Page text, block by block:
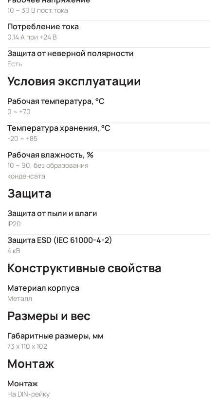
10 ~ 30 В пост.тока
Потребление тока
0.14 А при +24 В
Защита от неверной полярности
Есть
Условия эксплуатации
Рабочая температура, °C
0 ~ +70
Температура хранения, °C
-20 ~ +85
Рабочая влажность, %
10 ~ 90, без образования
конденсата
Защита
Защита от пыли и влаги
IP20
Защита ESD (IEC 61000-4-2)
4 кВ
Конструктивные свойства
Материал корпуса
Металл
Размеры и вес
Габаритные размеры, мм
73 x 110 x 102
Монтаж
Монтаж
На DIN-рейку